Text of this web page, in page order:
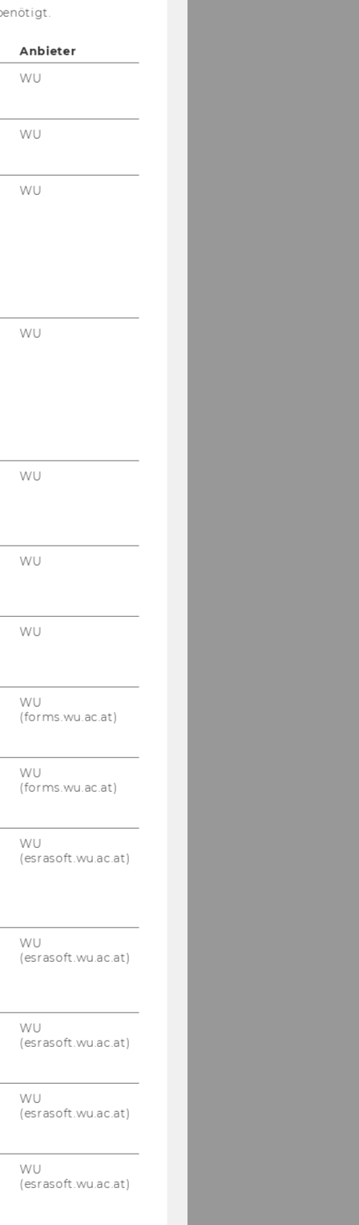
Anbieter
WU
WU
WU
WU
WU
WU
WU
WU
(forms.wu.ac.at)
WU
(forms.wu.ac.at)
WU
(esrasoft.wu.ac.at)
WU
(esrasoft.wu.ac.at)
WU
(esrasoft.wu.ac.at)
WU
(esrasoft.wu.ac.at)
WU
(esrasoft.wu.ac.at)